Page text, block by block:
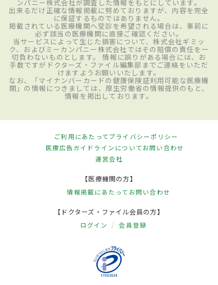
ンパニー株式会社が調査した情報をもとにしています。
出来るだけ正確な情報掲載に努めておりますが、内容を完全
に保証するものではありません。
掲載されている医療機関へ受診を希望される場合は、事前に
必ず該当の医療機関に直接ご確認ください。
当サービスによって生じた損害について、株式会社ギミッ
ク、およびミーカンパニー株式会社ではその賠償の責任を一
切負わないものとします。 情報に誤りがある場合には、お
手数ですがドクターズ・ファイル編集部までご連絡をいただ
けますようお願いいたします。
なお、「マイナンバーカードの健康保険証利用可能な医療機
関」の情報につきましては、厚生労働省の情報提供のもと、
情報を掲出しております。
ご利用にあたってプライバシーポリシー
医療広告ガイドラインについてお問い合わせ
運営会社
【医療機関の方】
情報掲載にあたって お問い合わせ
【ドクターズ・ファイル会員の方】
ログイン 会員登録